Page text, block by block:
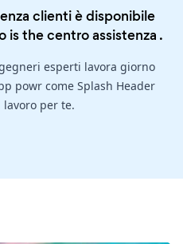
clienti è disponibile
is thecentro assistenza .
esperti lavora giorno
powr come Splash Header
per te.